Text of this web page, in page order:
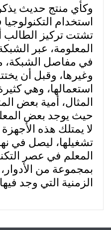
وكأي منتج حديث
استخدام
تشتت تركيز الطالب
المعلومة، عبر
في مفاصل الشبكة،
وغيرها، وقبل أن
استعمالها، وهي
المثال، أمية بعض
حيث يوجد بعض
لا يمتلك هذه
تشغيلها، ليصل في
المعلم في عصر
بمجموعة من
الزمنية التي وجد